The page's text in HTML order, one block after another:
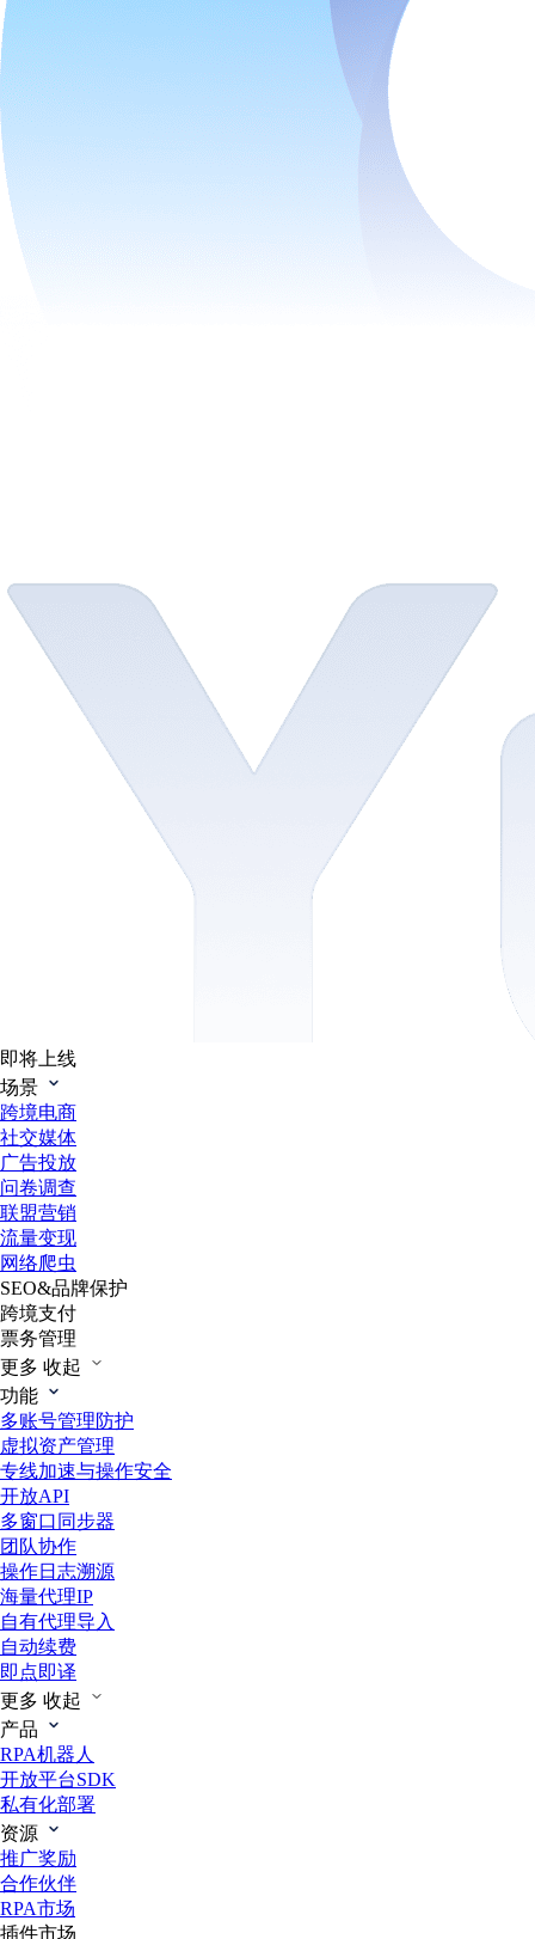
即将上线
场景
跨境电商
社交媒体
广告投放
问卷调查
联盟营销
流量变现
网络爬虫
SEO&品牌保护
跨境支付
票务管理
更多 收起
功能
多账号管理防护
虚拟资产管理
专线加速与操作安全
开放API
多窗口同步器
团队协作
操作日志溯源
海量代理IP
自有代理导入
自动续费
即点即译
更多 收起
产品
RPA机器人
开放平台SDK
私有化部署
资源
推广奖励
合作伙伴
RPA市场
插件市场